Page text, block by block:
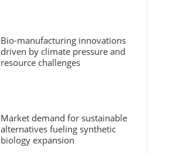
Bio-manufacturing innovations
driven by climate pressure and
resource challenges
Market demand for sustainable
alternatives fueling synthetic
biology expansion